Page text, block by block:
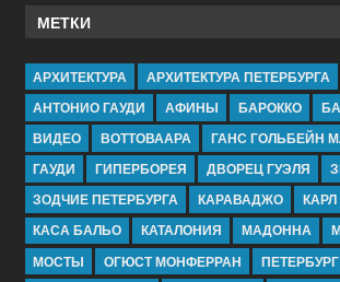
МЕТКИ
АРХИТЕКТУРА
АРХИТЕКТУРА ПЕТЕРБУРГА
АНТОНИО ГАУДИ
АФИНЫ БАРОККО
ВИДЕО
ВОТТОВААРА
ГАНС ГОЛЬБЕЙН
ГАУДИ
ГИПЕРБОРЕЯ ДВОРЕЦ ГУЭЛЯ
ЗОДЧИЕ ПЕТЕРБУРГА
КАРАВАДЖО
КАСА БАЛЬО
КАТАЛОНИЯ МАДОННА
МОСТЫ
ОГЮСТ МОНФЕРРАН ПЕТЕРБУРГ